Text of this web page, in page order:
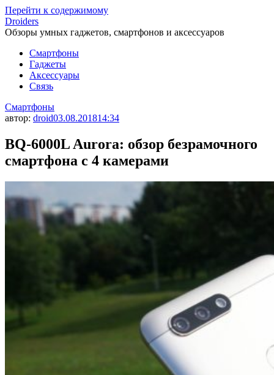
Перейти к содержимому
Droiders
Обзоры умных гаджетов, смартфонов и аксессуаров
Смартфоны
Гаджеты
Аксессуары
Связь
Смартфоны
автор: droid03.08.201814:34
BQ-6000L Aurora: обзор безрамочного
смартфона с 4 камерами